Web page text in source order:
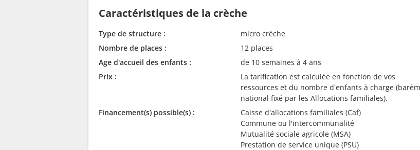
Caractéristiques de la crèche
Type de structure :
micro crèche
Nombre de places :
12 places
Age d'accueil des enfants :
de 10 semaines à 4 ans
Prix :
La tarification est calculée en fonction de vos
ressources et du nombre d'enfants à charge
national fixé par les Allocations familiales).
Financement(s) possible(s) :
Caisse d'allocations familiales (Caf)
Commune ou l'intercommunalité
Mutualité sociale agricole (MSA)
Prestation de service unique (PSU)